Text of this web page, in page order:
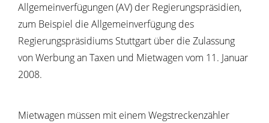
Allgemeinverfügungen (AV) der Regierungspräsidien,
zum Beispiel die Allgemeinverfügung des
Regierungspräsidiums Stuttgart über die Zulassung
von Werbung an Taxen und Mietwagen vom 11. Januar
2008.
Mietwagen müssen mit einem Wegstreckenzähler